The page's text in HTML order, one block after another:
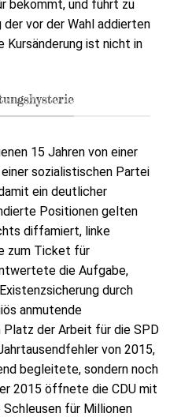
bekommt, und führt zu
vor der Wahl addierten
Kursänderung ist nicht in
15 Jahren von einer
sozialistischen Partei
ein deutlicher
Positionen gelten
diffamiert, linke
zum Ticket für
die Aufgabe,
durch
anmutende
der Arbeit für die SPD
von 2015,
begleitete, sondern noch
2015 öffnete die CDU mit
für Millionen